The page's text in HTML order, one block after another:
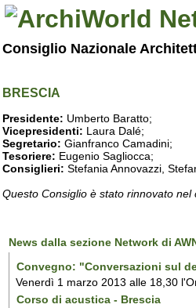
Consiglio Nazionale
BRESCIA
Presidente: Umberto Baratto;
Vicepresidenti: Laura Dalé;
Segretario: Gianfranco Camadini;
Tesoriere: Eugenio Sagliocca;
Consiglieri: Stefania Annovazzi,
Questo Consiglio è stato rinnovato
News dalla sezione Network di
Convegno: "Conversazioni sul
Venerdì 1 marzo 2013 alle 18,30
Corso di acustica - Brescia